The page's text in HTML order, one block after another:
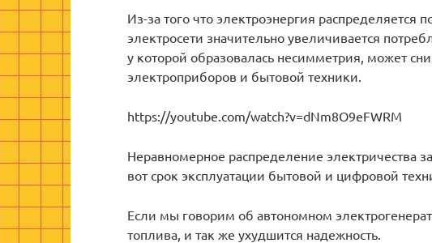
Из-за того что электроэнергия распределяется
электросети значительно увеличивается
у которой образовалась несимметрия, может
электроприборов и бытовой техники.
https://youtube.com/watch?v=dNm8O9eFWRM
Неравномерное распределение электричества
вот срок эксплуатации бытовой и цифровой
Если мы говорим об автономном
топлива, и так же ухудшится надежность.